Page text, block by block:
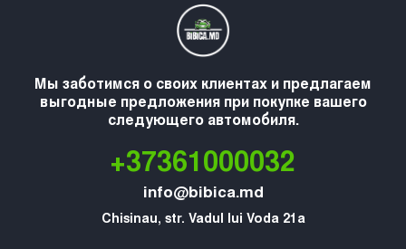
Мы заботимся о своих клиентах и предлагаем
выгодные предложения при покупке вашего
следующего автомобиля.
+37361000032
info@bibica.md
Chisinau, str. Vadul lui Voda 21a